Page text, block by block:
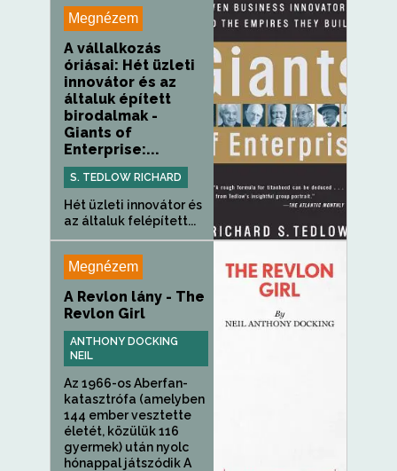
Megnézem
A vállalkozás
óriásai: Hét üzleti
innovátor és az
általuk épített
birodalmak -
Giants of
Enterprise:...
S. TEDLOW RICHARD
Hét üzleti innovátor és
az általuk felépített...
Megnézem
A Revlon lány - The
Revlon Girl
ANTHONY DOCKING
NEIL
Az 1966-os Aberfan-
katasztrófa (amelyben
144 ember vesztette
életét, közülük 116
gyermek) után nyolc
hónappal játszódik A